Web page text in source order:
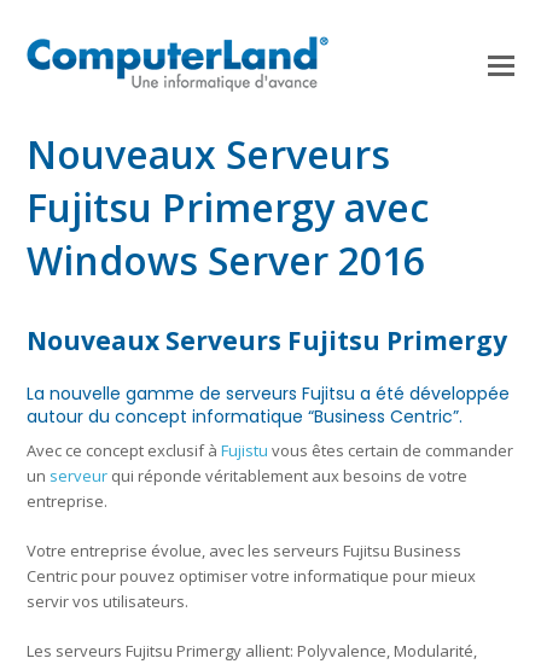
Nouveaux Serveurs
Fujitsu Primergy avec
Windows Server 2016
Nouveaux Serveurs Fujitsu Primergy
La nouvelle gamme de serveurs Fujitsu a été développée
autour du concept informatique “Business Centric”.
Avec ce concept exclusif àFujistu vous êtes certain de commander
un serveur qui réponde véritablement aux besoins de votre
entreprise.
Votre entreprise évolue, avec les serveurs Fujitsu Business
Centric pour pouvez optimiser votre informatique pour mieux
servir vos utilisateurs.
Les serveurs Fujitsu Primergy allient: Polyvalence, Modularité,